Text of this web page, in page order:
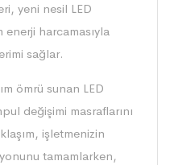
yeni nesil LED
harcamasıyla
sağlar.
ömrü sunan LED
değişimi masraflarını
işletmenizin
tamamlarken,